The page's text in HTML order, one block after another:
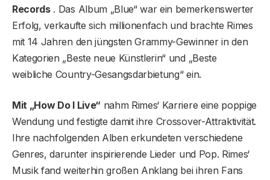
Records. Das Album „Blue“ war ein bemerkenswerter
Erfolg, verkaufte sich millionenfach und brachte Rimes
mit 14 Jahren den jüngsten Grammy-Gewinner in den
Kategorien „Beste neue Künstlerin“ und „Beste
weibliche Country-Gesangsdarbietung“ ein.
Mit „How Do I Live“ nahm Rimes‘ Karriere eine poppige
Wendung und festigte damit ihre Crossover-Attraktivität.
Ihre nachfolgenden Alben erkundeten verschiedene
Genres, darunter inspirierende Lieder und Pop. Rimes‘
Musik fand weiterhin großen Anklang bei ihren Fans